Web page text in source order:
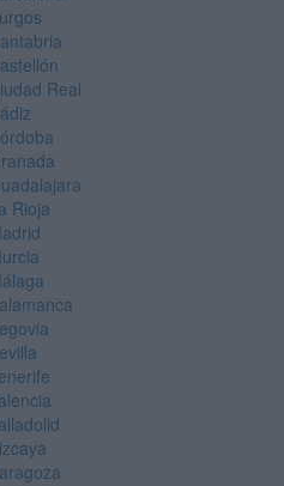
Real
Rioja